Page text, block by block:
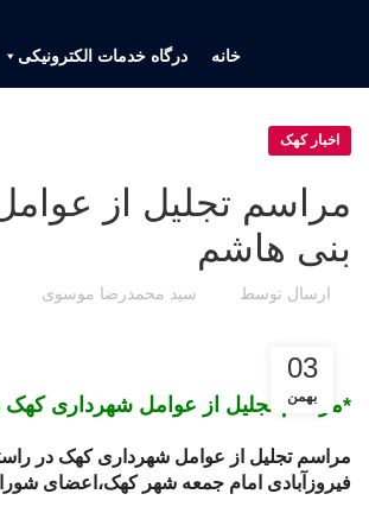
خانه درگاه خدمات الکترونیکی
اخبار کهک
مراسم تجلیل از
بنی هاشم
ارسال توسط سید محمدرضا موسوی
03
بهمن
*مراسم تجلیل از عوامل شهرداری کهک
مراسم تجلیل از عوامل شهرداری کهک در
فیروزآبادی امام جمعه شهر کهک،اعضای